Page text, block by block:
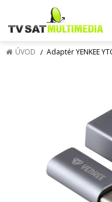
ÚVOD Adaptér YENKEE